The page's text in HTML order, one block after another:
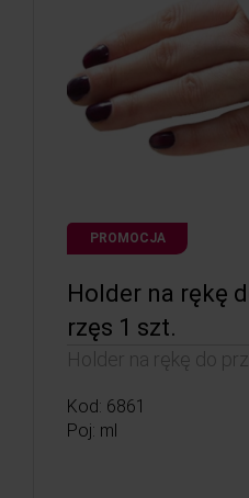
PROMOCJA
Holder na rękę
rzęs 1 szt.
Holder na rękę do
Kod: 6861
Poj: ml